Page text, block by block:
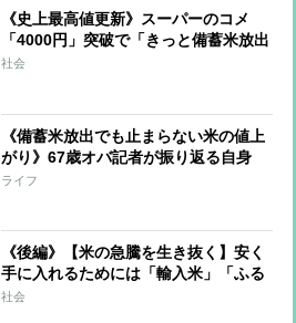
《史上最高値更新》スーパーのコメ
「4000円」突破で「きっと備蓄米放出
でも下がらない」庶民の悲鳴
社会
《備蓄米放出でも止まらない米の値上
がり》67歳オバ記者が振り返る自身
の“米騒動”「米が買えなくてピンチだ
ライフ
《後編》【米の急騰を生き抜く】安く
手に入れるためには「輸入米」「ふる
さと納税」「直接買い付け」の選択
社会